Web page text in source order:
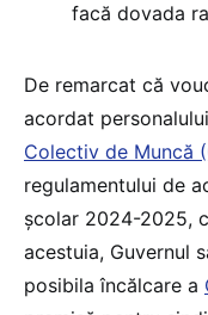
facă dovada
De remarcat că
acordat
Colectiv de Muncă
regulamentului de
școlar 2024-2025,
acestuia, Guvernul
posibila încălcare a